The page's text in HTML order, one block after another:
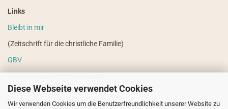
Diese Webseite verwendet Cookies
Wir verwenden Cookies um die Benutzerfreundlichkeit unserer Website zu
Links
Bleibt in mir
(Zeitschrift für die christliche Familie)
GBV
VdHS